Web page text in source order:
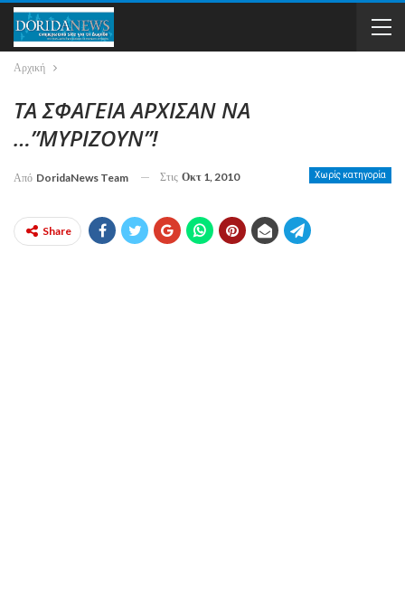
Αρχική
ΤΑ ΣΦΑΓΕΙΑ ΑΡΧΙΣΑΝ ΝΑ
…”ΜΥΡΙΖΟΥΝ”!
Χωρίς κατηγορία
Από DoridaNews Team Στις Οκτ 1, 2010
Share